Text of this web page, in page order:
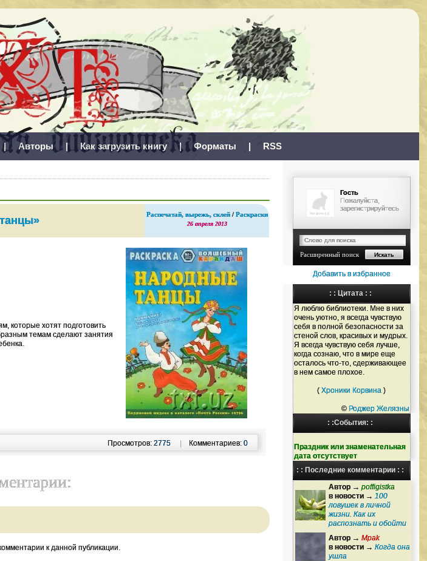
| Авторы | Как загрузить книгу | Форматы | RSS
Гость
Пожалуйста,
зарегистрируйтесь
Расширенный поиск
Добавить в избранное
: : Цитата : :
Я люблю библиотеки. Мне в них
очень уютно, я всегда чувствую
себя в полной безопасности за
стеной слов, красивых и мудрых.
Я всегда чувствую себя лучше,
когда сознаю, что в мире еще
осталось что-то, сдерживающее
в нем самое плохое.
(Хроники Корвина )
© Роджер Желязны
: :События: :
Праздник или знаменательная
дата отсутствует
: : Последние комментарии : :
Автор → poffigistka
в новости → 100
ловушек в личной
жизни. Как их
распознать и обойти
Автор → Mpak
в новости → Когда она
ушла
Распечатай, вырежь, склей/ Раскраски
26 апреля 2013
которые хотят подготовить
темам сделают занятия
Комментариев: 0
Просмотров: 2775
к данной публикации.